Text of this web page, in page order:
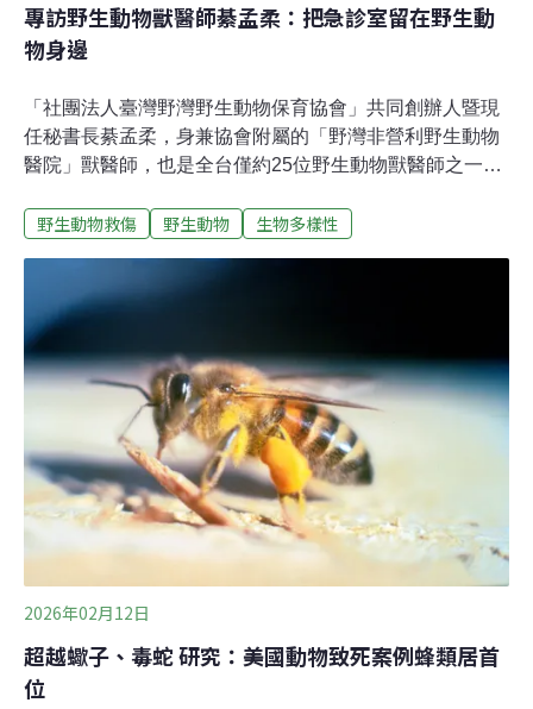
專訪野生動物獸醫師綦孟柔：把急診室留在野生動
物身邊
「社團法人臺灣野灣野生動物保育協會」共同創辦人暨現
任秘書長綦孟柔，身兼協會附屬的「野灣非營利野生動物
醫院」獸醫師，也是全台僅約25位野生動物獸醫師之一。
「保育類野生動物收容中心」獸醫，累積第一線救傷經
入東部救傷系統化的轉捩點。團隊於2017年成立協會、
2020年讓醫院在台東池上正式運作，成為台灣東部第一家
非營利野生動物醫院，並走向「救傷－研究－環境教育」
並進的長線保育路徑。不只犬貓：去看動物在社會裡的
「角色」綦孟柔說，從小家裡一直有動物：鳥、魚、螃
蟹，後來養了一隻貴賓狗。帶狗去看診時，她第一次認識
「獸醫」這個職業——動物不會說話，醫師卻能靠線索判
斷牠怎麼了，並把牠治好。那是一種把沉默翻譯成生命的
能力，也在她心裡種下了方向。只是，夢想沒有一路
野生動物救傷 野生動物 生物多樣性
2026年02月12日
超越蠍子、毒蛇 研究：美國動物致死案例蜂類居首
位